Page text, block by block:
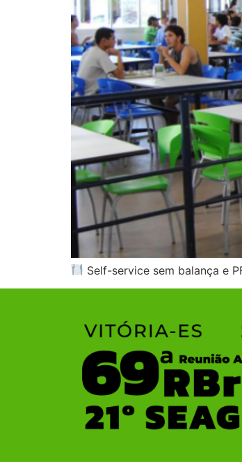
Self-service sem balança e